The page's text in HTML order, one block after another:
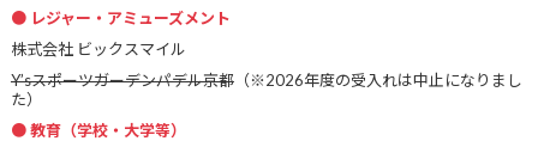
レジャー・アミューズメント
株式会社 ビックスマイル
Y’sスポーツガーデンパデル京都（※2026年度の受入れは中止になりまし
た）
教育（学校・大学等）